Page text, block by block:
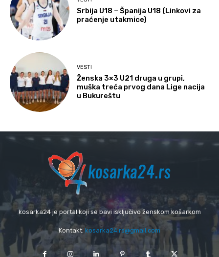
Srbija U18 – Španija U18 (Linkovi za
praćenje utakmice)
VESTI
Ženska 3×3 U21 druga u grupi,
muška treća prvog dana Lige nacija
u Bukureštu
kosarka24 je portal koji se bavi isključivo ženskom košarkom
Kontakt: kosarka24.rs@gmail.com